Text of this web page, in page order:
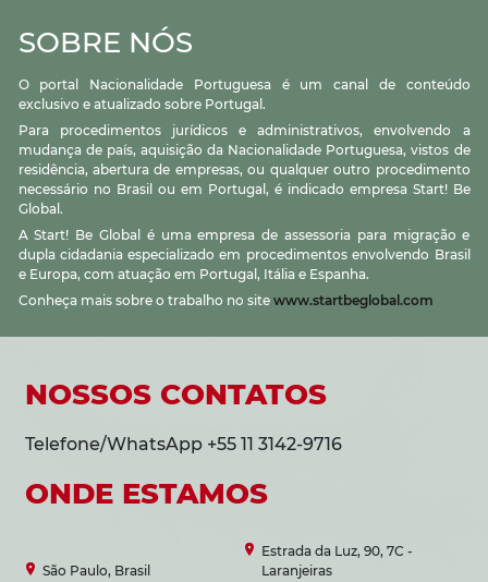
SOBRE NÓS
O portal Nacionalidade Portuguesa é um canal de conteúdo
exclusivo e atualizado sobre Portugal.
Para procedimentos jurídicos e administrativos, envolvendo a
mudança de país, aquisição da Nacionalidade Portuguesa, vistos de
residência, abertura de empresas, ou qualquer outro procedimento
necessário no Brasil ou em Portugal, é indicado empresa Start! Be
Global.
A Start! Be Global é uma empresa de assessoria para migração e
dupla cidadania especializado em procedimentos envolvendo Brasil
e Europa, com atuação em Portugal, Itália e Espanha.
Conheça mais sobre o trabalho no site www.startbeglobal.com
NOSSOS CONTATOS
Telefone/WhatsApp +55 11 3142-9716
ONDE ESTAMOS
São Paulo, Brasil
Estrada da Luz, 90, 7C -
Laranjeiras